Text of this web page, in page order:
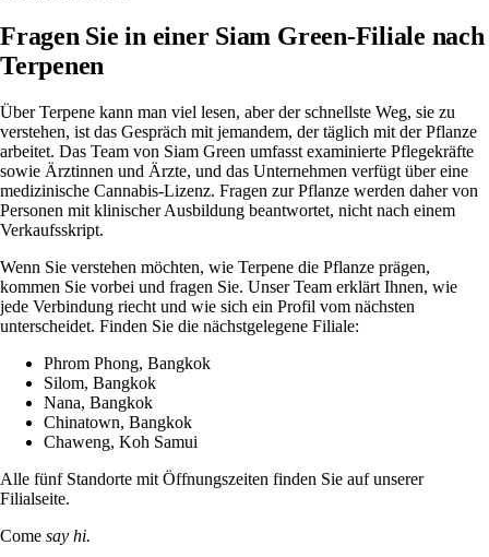
Fragen Sie in einer Siam Green-Filiale nach
Terpenen
Über Terpene kann man viel lesen, aber der schnellste Weg, sie zu
verstehen, ist das Gespräch mit jemandem, der täglich mit der Pflanze
arbeitet. Das Team von Siam Green umfasst examinierte Pflegekräfte
sowie Ärztinnen und Ärzte, und das Unternehmen verfügt über eine
medizinische Cannabis-Lizenz. Fragen zur Pflanze werden daher von
Personen mit klinischer Ausbildung beantwortet, nicht nach einem
Verkaufsskript.
Wenn Sie verstehen möchten, wie Terpene die Pflanze prägen,
kommen Sie vorbei und fragen Sie. Unser Team erklärt Ihnen, wie
jede Verbindung riecht und wie sich ein Profil vom nächsten
unterscheidet. Finden Sie die nächstgelegene Filiale:
Phrom Phong, Bangkok
Silom, Bangkok
Nana, Bangkok
Chinatown, Bangkok
Chaweng, Koh Samui
Alle fünf Standorte mit Öffnungszeiten finden Sie auf unserer
Filialseite.
Come say hi.